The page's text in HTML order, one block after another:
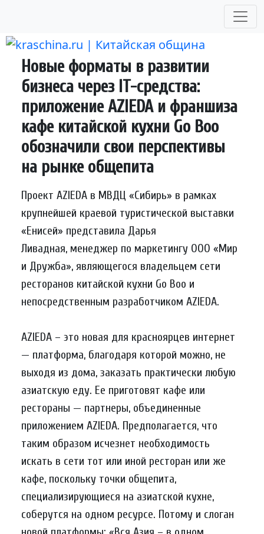
content
Новые форматы в развитии
бизнеса через IT-средства:
приложение AZIEDA и франшиза
кафе китайской кухни Go Boo
обозначили свои перспективы
на рынке общепита
Проект AZIEDA в МВДЦ «Сибирь» в рамках
крупнейшей краевой туристической выставки
«Енисей» представила Дарья
Ливадная, менеджер по маркетингу ООО «Мир
и Дружба», являющегося владельцем сети
ресторанов китайской кухни Go Boo и
непосредственным разработчиком AZIEDA.
AZIEDA – это новая для красноярцев интернет
— платформа, благодаря которой можно, не
выходя из дома, заказать практически любую
азиатскую еду. Ее приготовят кафе или
рестораны — партнеры, объединенные
приложением AZIEDA. Предполагается, что
таким образом исчезнет необходимость
искать в сети тот или иной ресторан или же
кафе, поскольку точки общепита,
специализирующиеся на азиатской кухне,
соберутся на одном ресурсе. Потому и слоган